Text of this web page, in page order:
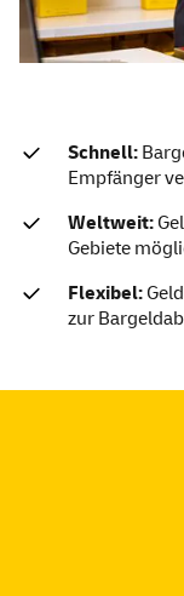
Schnell:
Empfänger
Weltweit:
Gebiete
Flexibel:
zur